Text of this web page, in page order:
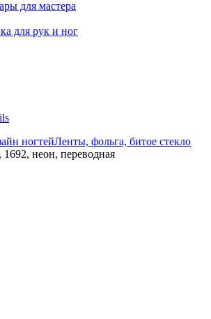
для мастера
для рук и ног
ногтейЛенты, фольга, битое стекло
неон, переводная